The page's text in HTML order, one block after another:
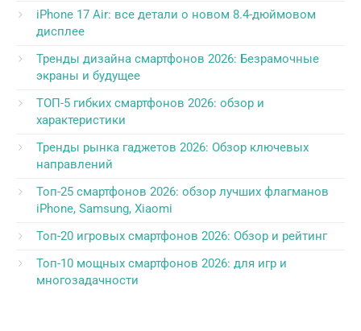
iPhone 17 Air: все детали о новом 8.4-дюймовом
дисплее
Тренды дизайна смартфонов 2026: Безрамочные
экраны и будущее
ТОП-5 гибких смартфонов 2026: обзор и
характеристики
Тренды рынка гаджетов 2026: Обзор ключевых
направлений
Топ-25 смартфонов 2026: обзор лучших флагманов
iPhone, Samsung, Xiaomi
Топ-20 игровых смартфонов 2026: Обзор и рейтинг
Топ-10 мощных смартфонов 2026: для игр и
многозадачности